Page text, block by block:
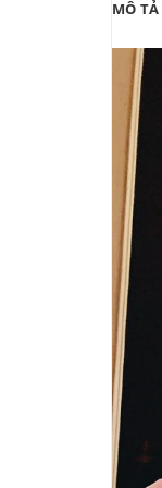
MÔ TẢ